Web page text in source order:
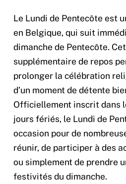
Le Lundi de Pentecôte est
en Belgique, qui suit
dimanche de Pentecôte.
supplémentaire de repos
prolonger la célébration
d’un moment de détente
Officiellement inscrit dans
jours fériés, le Lundi de
occasion pour de
réunir, de participer à des
ou simplement de prendre
festivités du dimanche.